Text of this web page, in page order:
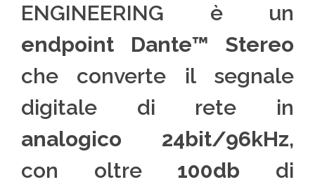
ENGINEERING è un
endpoint Dante™ Stereo
che converte il segnale
digitale di rete in
analogico 24bit/96kHz,
con oltre 100db di